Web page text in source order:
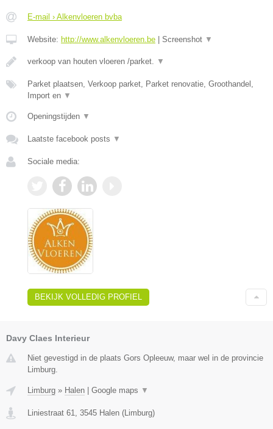
E-mail › Alkenvloeren bvba
Website: http://www.alkenvloeren.be | Screenshot ▼
verkoop van houten vloeren /parket. ▼
Parket plaatsen, Verkoop parket, Parket renovatie, Groothandel,
Import en ▼
Openingstijden ▼
Laatste facebook posts ▼
Sociale media:
BEKIJK VOLLEDIG PROFIEL
Davy Claes Interieur
Niet gevestigd in de plaats Gors Opleeuw, maar wel in de provincie
Limburg.
Limburg » Halen | Google maps ▼
Liniestraat 61 3545 Halen (Limburg)